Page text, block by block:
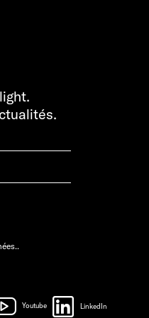
H ET 13H00 – 16H00
.
Youtube LinkedIn